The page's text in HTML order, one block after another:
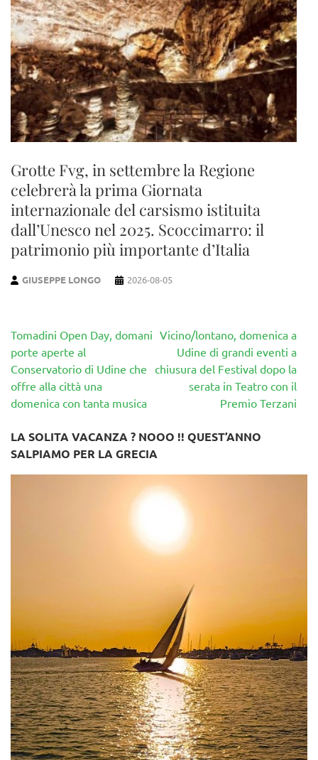
Grotte Fvg, in settembre la Regione
celebrerà la prima Giornata
internazionale del carsismo istituita
dall’Unesco nel 2025. Scoccimarro: il
patrimonio più importante d’Italia
GIUSEPPE LONGO 2026-08-05
Navigazione
articoli
Tomadini Open Day, domani
porte aperte al
Conservatorio di Udine che
offre alla città una
domenica con tanta musica
Vicino/lontano, domenica a
Udine di grandi eventi a
chiusura del Festival dopo la
serata in Teatro con il
Premio Terzani
LA SOLITA VACANZA ? NOOO !! QUEST’ANNO
SALPIAMO PER LA GRECIA